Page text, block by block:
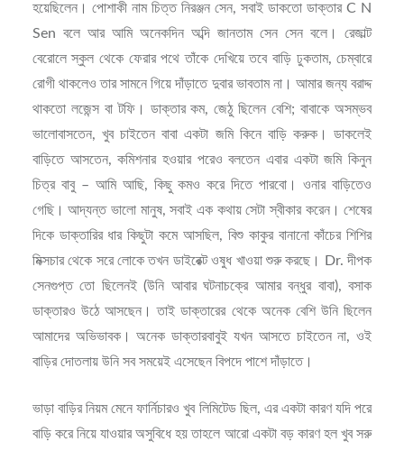
হয়েছিলেন। পোশাকী নাম চিত্ত নিরঞ্জন সেন, সবাই ডাকতো ডাক্তার C N
Sen বলে আর আমি অনেকদিন অব্দি জানতাম সেন সেন বলে। রেজাল্ট
বেরোলে স্কুল থেকে ফেরার পথে তাঁকে দেখিয়ে তবে বাড়ি ঢুকতাম, চেম্বারে
রোগী থাকলেও তার সামনে গিয়ে দাঁড়াতে দুবার ভাবতাম না। আমার জন্য বরাদ্দ
থাকতো লজেন্স বা টফি। ডাক্তার কম, জেঠু ছিলেন বেশি; বাবাকে অসম্ভব
ভালোবাসতেন, খুব চাইতেন বাবা একটা জমি কিনে বাড়ি করুক। ডাকলেই
বাড়িতে আসতেন, কমিশনার হওয়ার পরেও বলতেন এবার একটা জমি কিনুন
চিত্র বাবু – আমি আছি, কিছু কমও করে দিতে পারবো। ওনার বাড়িতেও
গেছি। আদ্যন্ত ভালো মানুষ, সবাই এক কথায় সেটা স্বীকার করেন। শেষের
দিকে ডাক্তারির ধার কিছুটা কমে আসছিল, বিশু কাকুর বানানো কাঁচের শিশির
মিক্সচার থেকে সরে লোকে তখন ডাইরেক্ট ওষুধ খাওয়া শুরু করছে। Dr. দীপক
সেনগুপ্ত তো ছিলেনই (উনি আবার ঘটনাচক্রে আমার বন্ধুর বাবা), বসাক
ডাক্তারও উঠে আসছেন। তাই ডাক্তারের থেকে অনেক বেশি উনি ছিলেন
আমাদের অভিভাবক। অনেক ডাক্তারবাবুই যখন আসতে চাইতেন না, ওই
বাড়ির দোতলায় উনি সব সময়েই এসেছেন বিপদে পাশে দাঁড়াতে।
ভাড়া বাড়ির নিয়ম মেনে ফার্নিচারও খুব লিমিটেড ছিল, এর একটা কারণ যদি পরে
বাড়ি করে নিয়ে যাওয়ার অসুবিধে হয় তাহলে আরো একটা বড় কারণ হল খুব সরু